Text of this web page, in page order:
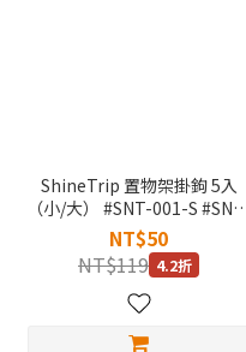
ShineTrip 置物架掛鉤 5入
（小/大） #SNT-001-S
001-L
NT$50
NT$119 4.2折